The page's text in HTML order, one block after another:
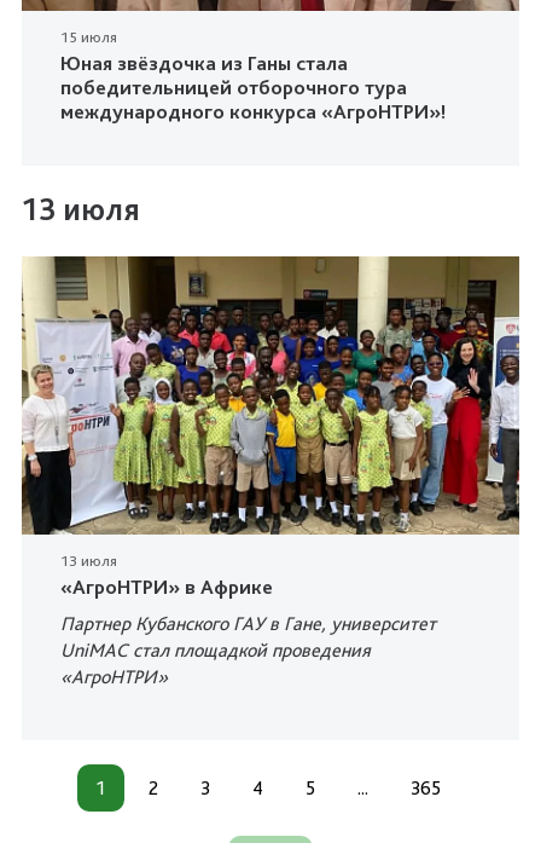
15 июля
Юная звёздочка из Ганы стала
победительницей отборочного тура
международного конкурса «АгроНТРИ»!
13 июля
13 июля
«АгроНТРИ» в Африке
Партнер Кубанского ГАУ в Гане, университет
UniMAC стал площадкой проведения
«АгроНТРИ»
1 2 3 4 5 ... 365